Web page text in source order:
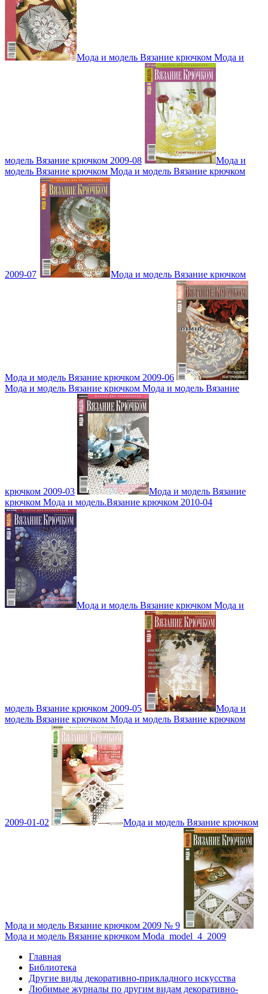
Мода и модель Вязание крючком Мода и
модель Вязание крючком 2009-08
Мода и
модель Вязание крючком Мода и модель Вязание крючком
2009-07 Мода и модель Вязание крючком
Мода и модель Вязание крючком 2009-06
Мода и модель Вязание крючком Мода и модель Вязание
крючком 2009-03
Мода и модель Вязание
крючком Мода и модель.Вязание крючком 2010-04
Мода и модель Вязание крючком Мода и
модель Вязание крючком 2009-05
Мода и
модель Вязание крючком Мода и модель Вязание крючком
2009-01-02 Мода и модель Вязание крючком
Мода и модель Вязание крючком 2009 № 9
Мода и модель Вязание крючком Moda_model_4_2009
Главная
Библиотека
Другие виды декоративно-прикладного искусства
Любимые журналы по другим видам декоративно-